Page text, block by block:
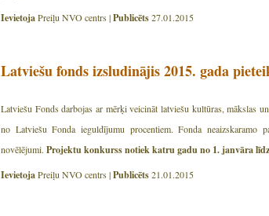
IevietojaPreiļu NVO centrs |Publicēts27.01.2015
Latviešu fonds izsludinājis 2015. gada
Latviešu Fonds darbojas ar mērķi veicināt latviešu kultūras, mākslas
no Latviešu Fonda ieguldījumu procentiem. Fonda neaizskaramo
novēlējumi. Projektu konkurss notiek katru gadu no 1. janvāra
IevietojaPreiļu NVO centrs |Publicēts21.01.2015